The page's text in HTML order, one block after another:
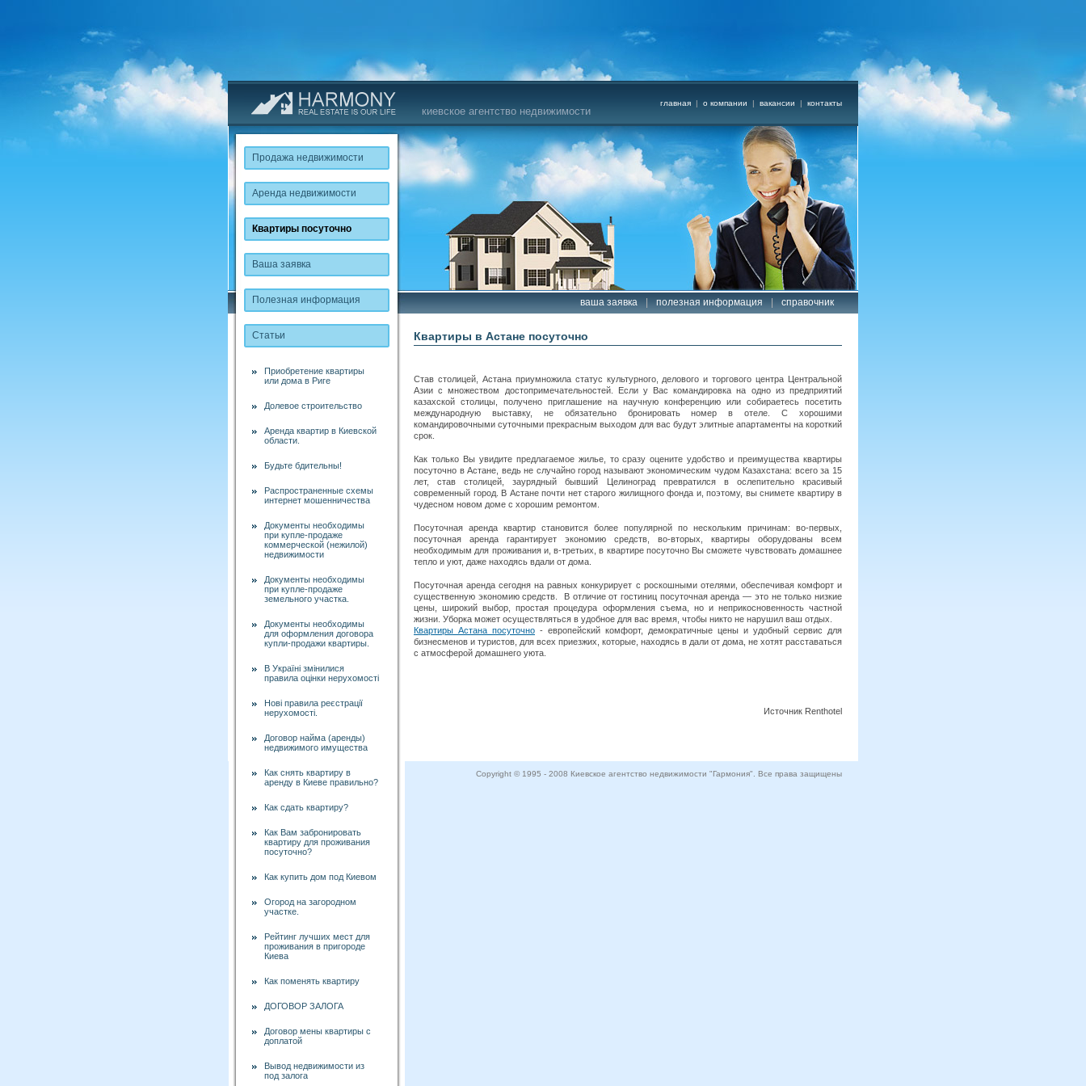
главная | о компании | вакансии | контакты
киевское агентство недвижимости
Продажа недвижимости
Аренда недвижимости
Квартиры посуточно
Ваша заявка
Полезная информация
Статьи
Приобретение квартиры
или дома в Риге
Долевое строительство
Аренда квартир в Киевской
области.
Будьте бдительны!
Распространенные схемы
интернет мошенничества
Документы необходимы
при купле-продаже
коммерческой (нежилой)
недвижимости
Документы необходимы
при купле-продаже
земельного участка.
Документы необходимы
для оформления договора
купли-продажи квартиры.
В Україні змінилися
правила оцінки нерухомості
Нові правила реєстрації
нерухомості.
Договор найма (аренды)
недвижимого имущества
Как снять квартиру в
аренду в Киеве правильно?
Как сдать квартиру?
Как Вам забронировать
квартиру для проживания
посуточно?
Как купить дом под Киевом
Огород на загородном
участке.
Рейтинг лучших мест для
проживания в пригороде
Киева
Как поменять квартиру
ДОГОВОР ЗАЛОГА
Договор мены квартиры с
доплатой
Вывод недвижимости из
под залога
ваша заявка полезная информация справочник
Квартиры в Астане посуточно
Став столицей, Астана приумножила статус культурного, делового и торгового центра Центральной
Азии с множеством достопримечательностей. Если у Вас командировка на одно из предприятий
казахской столицы, получено приглашение на научную конференцию или собираетесь посетить
международную выставку, не обязательно бронировать номер в отеле. С хорошими
командировочными суточными прекрасным выходом для вас будут элитные апартаменты на короткий
срок.
Как только Вы увидите предлагаемое жилье, то сразу оцените удобство и преимущества квартиры
посуточно в Астане, ведь не случайно город называют экономическим чудом Казахстана: всего за 15
лет, став столицей, заурядный бывший Целиноград превратился в ослепительно красивый
современный город. В Астане почти нет старого жилищного фонда и, поэтому, вы снимете квартиру в
чудесном новом доме с хорошим ремонтом.
Посуточная аренда квартир становится более популярной по нескольким причинам: во-первых,
посуточная аренда гарантирует экономию средств, во-вторых, квартиры оборудованы всем
необходимым для проживания и, в-третьих, в квартире посуточно Вы сможете чувствовать домашнее
тепло и уют, даже находясь вдали от дома.
Посуточная аренда сегодня на равных конкурирует с роскошными отелями, обеспечивая комфорт и
существенную экономию средств. В отличие от гостиниц посуточная аренда — это не только низкие
цены, широкий выбор, простая процедура оформления съема, но и неприкосновенность частной
жизни. Уборка может осуществляться в удобное для вас время, чтобы никто не нарушил ваш отдых.
Квартиры Астана посуточно - европейский комфорт, демократичные цены и удобный сервис для
бизнесменов и туристов, для всех приезжих, которые, находясь в дали от дома, не хотят расставаться
с атмосферой домашнего уюта.
Источник Renthotel
Copyright © 1995 - 2008 Киевское агентство недвижимости "Гармония". Все права защищены